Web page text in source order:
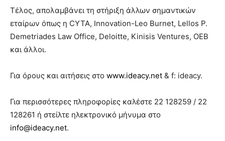
Τέλος, απολαμβάνει τη στήριξη άλλων σημαντικών
εταίρων όπως η CYTA, Innovation-Leo Burnet, Lellos P.
Demetriades Law Office, Deloitte, Kinisis Ventures, OEB
και άλλοι.
Για όρους και αιτήσεις στο www.ideacy.net & f: ideacy.
Για περισσότερες πληροφορίες καλέστε 22 128259 / 22
128261 ή στείλτε ηλεκτρονικό μήνυμα στο
info@ideacy.net.